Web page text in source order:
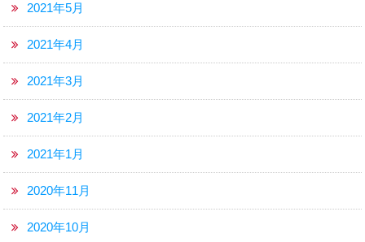
2021年5月
2021年4月
2021年3月
2021年2月
2021年1月
2020年11月
2020年10月